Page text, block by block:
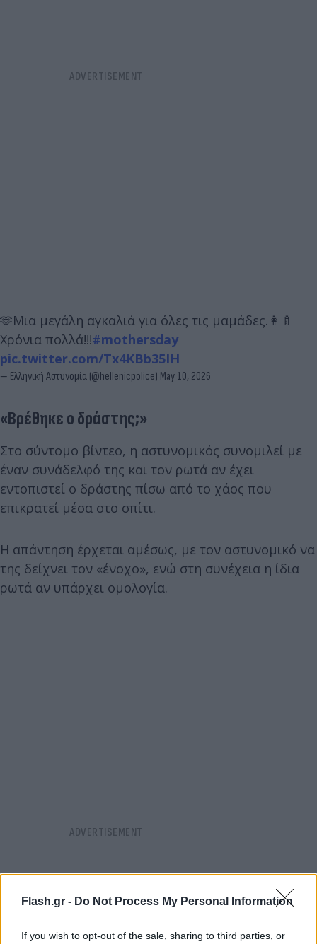
Flash.gr - Do Not Process My Personal Information
If you wish to opt-out of the sale, sharing to third parties, or
🫶Μια μεγάλη αγκαλιά για όλες τις μαμάδες.👩‍🍼
Χρόνια πολλά!!!#mothersday
pic.twitter.com/Tx4KBb35IH
— Ελληνική Αστυνομία (@hellenicpolice) May 10, 2026
«Βρέθηκε ο δράστης;»
Στο σύντομο βίντεο, η αστυνομικός συνομιλεί με
έναν συνάδελφό της και τον ρωτά αν έχει
εντοπιστεί ο δράστης πίσω από το χάος που
επικρατεί μέσα στο σπίτι.
Η απάντηση έρχεται αμέσως, με τον αστυνομικό να
της δείχνει τον «ένοχο», ενώ στη συνέχεια η ίδια
ρωτά αν υπάρχει ομολογία.